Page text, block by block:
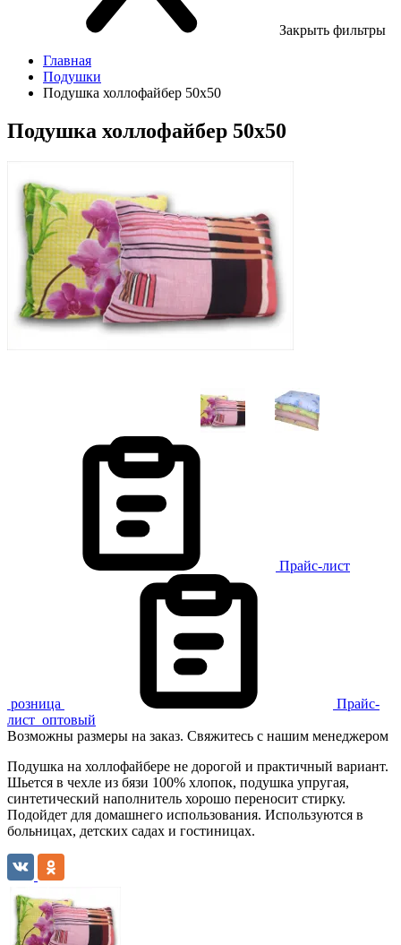
Закрыть фильтры
Главная
Подушки
Подушка холлофайбер 50х50
Подушка холлофайбер 50х50
Прайс-лист
розница
Прайс-
лист оптовый
Возможны размеры на заказ. Свяжитесь с нашим менеджером
Подушка на холлофайбере не дорогой и практичный вариант.
Шьется в чехле из бязи 100% хлопок, подушка упругая,
синтетический наполнитель хорошо переносит стирку.
Подойдет для домашнего использования. Используются в
больницах, детских садах и гостиницах.